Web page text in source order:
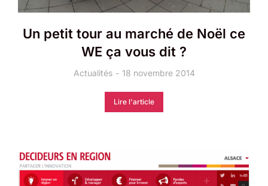
Un petit tour au marché de Noël ce
WE ça vous dit ?
Actualités 18 novembre 2014
Lire l'article